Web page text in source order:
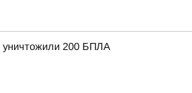
уничтожили 200 БПЛА